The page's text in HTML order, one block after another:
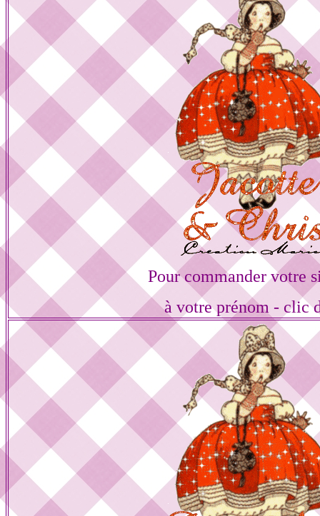
Pour commander votre
à votre prénom - clic